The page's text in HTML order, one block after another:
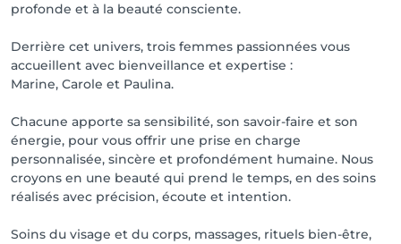
profonde et à la beauté consciente.
Derrière cet univers, trois femmes passionnées vous
accueillent avec bienveillance et expertise :
Marine, Carole et Paulina.
Chacune apporte sa sensibilité, son savoir-faire et son
énergie, pour vous offrir une prise en charge
personnalisée, sincère et profondément humaine. Nous
croyons en une beauté qui prend le temps, en des soins
réalisés avec précision, écoute et intention.
Soins du visage et du corps, massages, rituels bien-être,